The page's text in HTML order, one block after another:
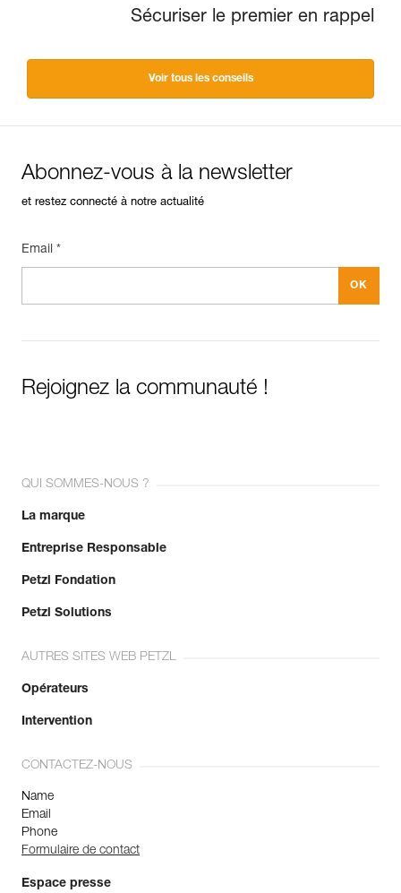
Sécuriser le premier en rappel
Voir tous les conseils
Abonnez-vous à la newsletter
et restez connecté à notre actualité
Email *
Rejoignez la communauté !
QUI SOMMES-NOUS ?
La marque
Entreprise Responsable
Petzl Fondation
Petzl Solutions
AUTRES SITES WEB PETZL
Opérateurs
Intervention
CONTACTEZ-NOUS
Name
Email
Phone
Formulaire de contact
Espace presse